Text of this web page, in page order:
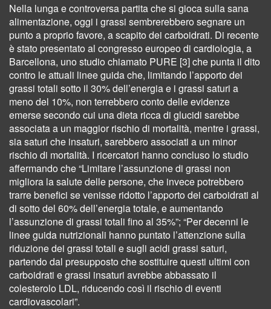
Nella lunga e controversa partita che si gioca sulla sana
alimentazione, oggi i grassi sembrerebbero segnare un
punto a proprio favore, a scapito dei carboidrati. Di recente
è stato presentato al congresso europeo di cardiologia, a
Barcellona, uno studio chiamato PURE [3] che punta il dito
contro le attuali linee guida che, limitando l’apporto dei
grassi totali sotto il 30% dell’energia e i grassi saturi a
meno del 10%, non terrebbero conto delle evidenze
emerse secondo cui una dieta ricca di glucidi sarebbe
associata a un maggior rischio di mortalità, mentre i grassi,
sia saturi che insaturi, sarebbero associati a un minor
rischio di mortalità. I ricercatori hanno concluso lo studio
affermando che “Limitare l’assunzione di grassi non
migliora la salute delle persone, che invece potrebbero
trarre benefici se venisse ridotto l’apporto dei carboidrati al
di sotto del 60% dell’energia totale, e aumentando
l’assunzione di grassi totali fino al 35%”; “Per decenni le
linee guida nutrizionali hanno puntato l’attenzione sulla
riduzione dei grassi totali e sugli acidi grassi saturi,
partendo dal presupposto che sostituire questi ultimi con
carboidrati e grassi insaturi avrebbe abbassato il
colesterolo LDL, riducendo così il rischio di eventi
cardiovascolari”.